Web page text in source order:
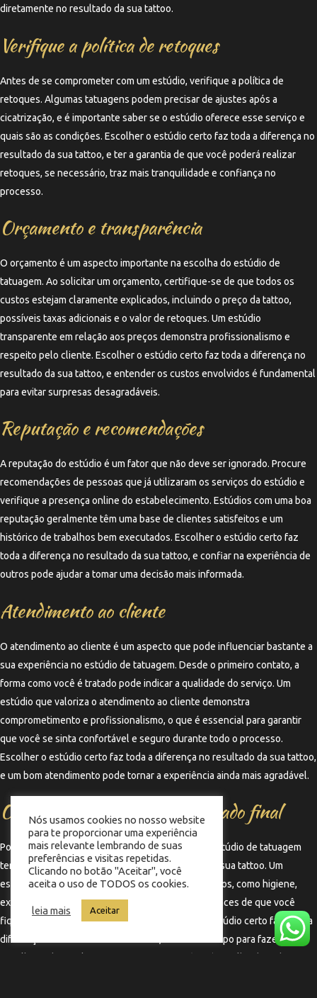
diretamente no resultado da sua tattoo.
Verifique a política de retoques
Antes de se comprometer com um estúdio, verifique a política de
retoques. Algumas tatuagens podem precisar de ajustes após a
cicatrização, e é importante saber se o estúdio oferece esse serviço e
quais são as condições. Escolher o estúdio certo faz toda a diferença no
resultado da sua tattoo, e ter a garantia de que você poderá realizar
retoques, se necessário, traz mais tranquilidade e confiança no
processo.
Orçamento e transparência
O orçamento é um aspecto importante na escolha do estúdio de
tatuagem. Ao solicitar um orçamento, certifique-se de que todos os
custos estejam claramente explicados, incluindo o preço da tattoo,
possíveis taxas adicionais e o valor de retoques. Um estúdio
transparente em relação aos preços demonstra profissionalismo e
respeito pelo cliente. Escolher o estúdio certo faz toda a diferença no
resultado da sua tattoo, e entender os custos envolvidos é fundamental
para evitar surpresas desagradáveis.
Reputação e recomendações
A reputação do estúdio é um fator que não deve ser ignorado. Procure
recomendações de pessoas que já utilizaram os serviços do estúdio e
verifique a presença online do estabelecimento. Estúdios com uma boa
reputação geralmente têm uma base de clientes satisfeitos e um
histórico de trabalhos bem executados. Escolher o estúdio certo faz
toda a diferença no resultado da sua tattoo, e confiar na experiência de
outros pode ajudar a tomar uma decisão mais informada.
Atendimento ao cliente
O atendimento ao cliente é um aspecto que pode influenciar bastante a
sua experiência no estúdio de tatuagem. Desde o primeiro contato, a
forma como você é tratado pode indicar a qualidade do serviço. Um
estúdio que valoriza o atendimento ao cliente demonstra
comprometimento e profissionalismo, o que é essencial para garantir
que você se sinta confortável e seguro durante todo o processo.
Escolher o estúdio certo faz toda a diferença no resultado da sua tattoo,
e um bom atendimento pode tornar a experiência ainda mais agradável.
O impacto da escolha no resultado final
Por fim, é importante ressaltar que a escolha do estúdio de tatuagem
terá um impacto significativo no resultado final da sua tattoo. Um
estúdio que atende a todos os critérios mencionados, como higiene,
experiência, estilo e atendimento, aumenta as chances de que você
fique satisfeito com a sua tatuagem. Escolher o estúdio certo faz toda a
diferença no resultado da sua tattoo, e dedicar tempo para fazer essa
Nós usamos cookies no nosso website
para te proporcionar uma experiência
mais relevante lembrando de suas
preferências e visitas repetidas.
Clicando no botão "Aceitar", você
aceita o uso de TODOS os cookies.
leia mais Aceitar